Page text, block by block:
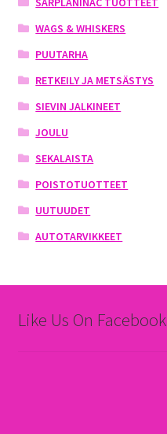
WAGS & WHISKERS
PUUTARHA
RETKEILY JA METSÄSTYS
SIEVIN JALKINEET
JOULU
SEKALAISTA
POISTOTUOTTEET
UUTUUDET
AUTOTARVIKKEET
Like Us On Facebook